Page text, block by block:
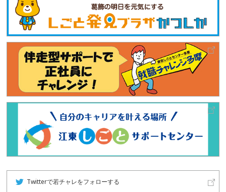
Twitterで若チャレをフォローする